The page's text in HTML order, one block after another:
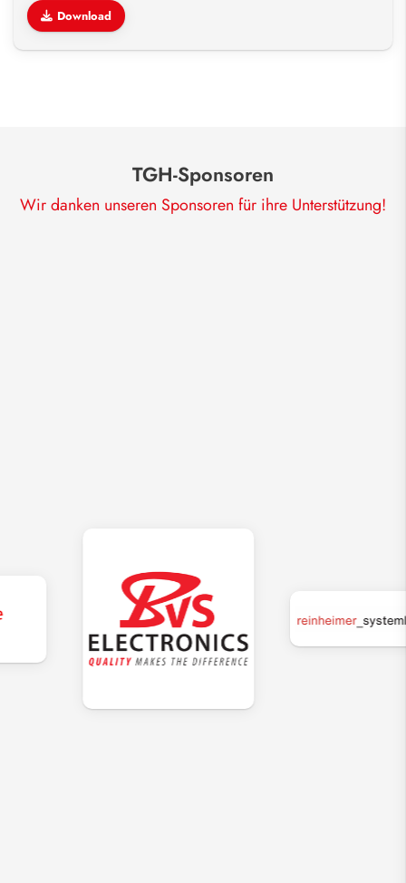
Download
TGH-Sponsoren
Wir danken unseren Sponsoren für ihre Unterstützung!